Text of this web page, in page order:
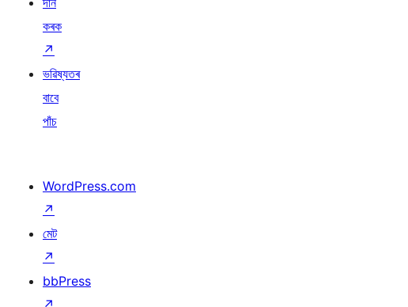
কৰক
↗
ভৱিষ্যতৰ
বাবে
পাঁচ
WordPress.com
↗
মেট
↗
bbPress